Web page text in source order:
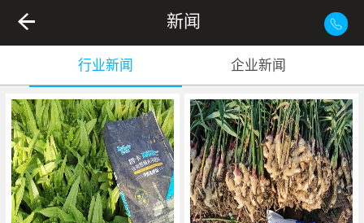
新闻
行业新闻 企业新闻